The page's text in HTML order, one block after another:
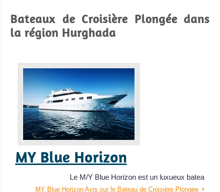
Le spot sous-marin de l'épave du Salem Express est un site de
plongée très spécial en Mer Rouge. Le Salem Express es...
Bateaux de Croisière Plongée dans
la région Hurghada
MY Blue Horizon
Le M/Y Blue Horizon est un luxueux batea
MY Blue Horizon Avis sur le Bateau de Croisière Plongée